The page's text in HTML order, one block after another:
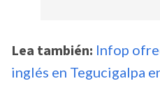
Lea también: Infop
inglés en Tegucigalpa